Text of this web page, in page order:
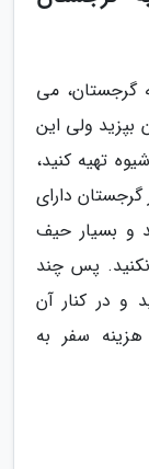
گرجستان، می
بپزید ولی این
تهیه کنید،
گرجستان دارای
و بسیار حیف
نکنید. پس چند
و در کنار آن
سفر به